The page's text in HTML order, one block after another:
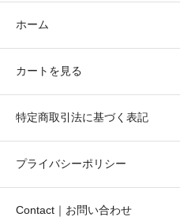
ホーム
カートを見る
特定商取引法に基づく表記
プライバシーポリシー
Contact｜お問い合わせ